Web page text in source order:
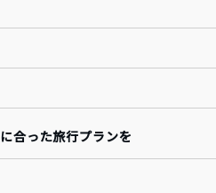
合った旅行プランを